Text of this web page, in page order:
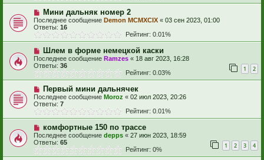
Мини дальняк номер 2
Последнее сообщение Demon MCMXCIX « 03 сен 2023, 01:00
Ответы: 16
Рейтинг: 0.01%
Шлем в форме немецкой каски
Последнее сообщение Ramzes « 18 авг 2023, 16:28
Ответы: 36 1 2
Рейтинг: 0.03%
Первый мини дальнячек
Последнее сообщение Moroz « 02 июл 2023, 20:26
Ответы: 7
Рейтинг: 0.01%
комфортные 150 по трассе
Последнее сообщение depps « 27 июн 2023, 18:59
Ответы: 65 1 2 3 4
Рейтинг: 0%